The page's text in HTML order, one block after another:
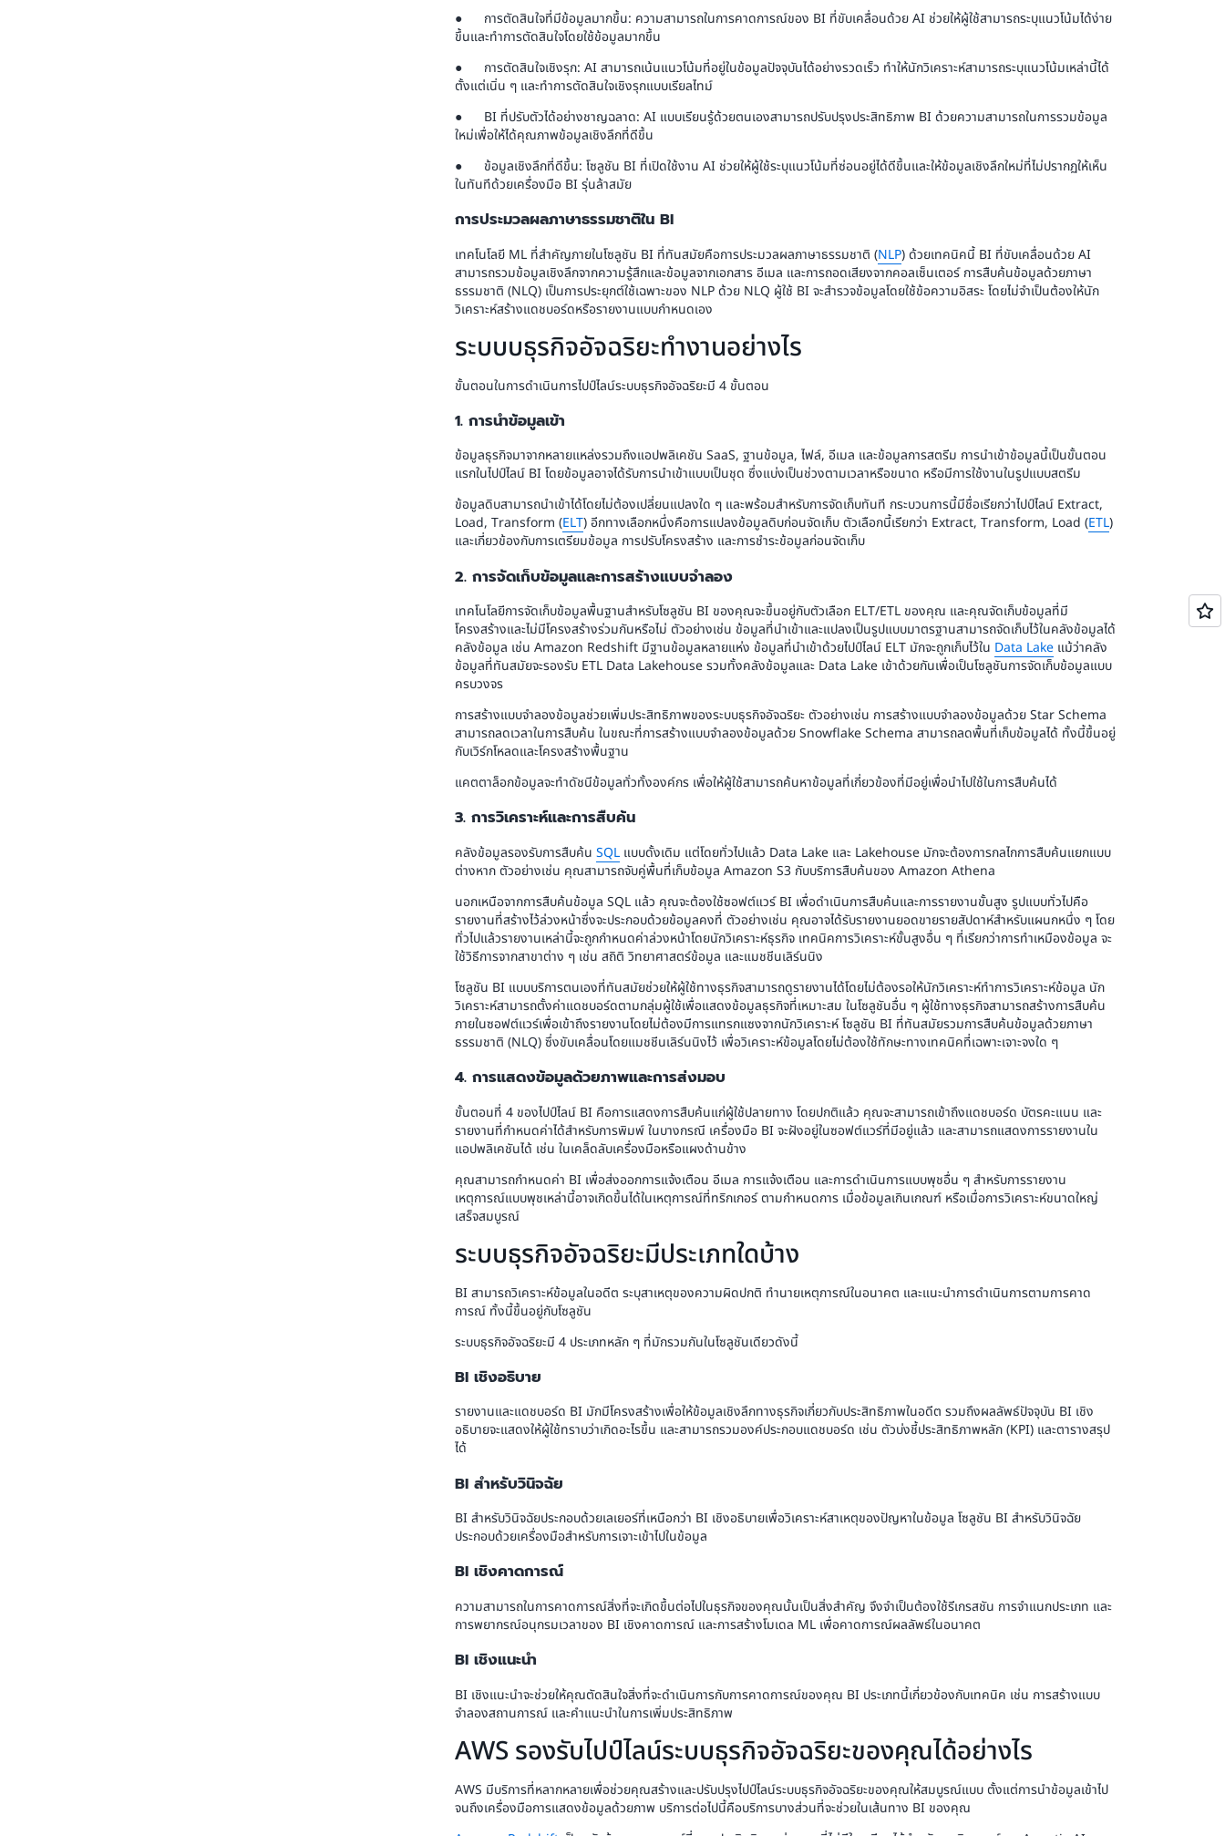
● การตัดสินใจที่มีข้อมูลมากขึ้น: ความสามารถในการคาดการณ์ของ BI ที่ขับเคลื่อนด้วย AI ช่วยให้ผู้ใช้สามารถระบุแนวโน้มได้ง่าย
ขึ้นและทำการตัดสินใจโดยใช้ข้อมูลมากขึ้น
● การตัดสินใจเชิงรุก: AI สามารถเน้นแนวโน้มที่อยู่ในข้อมูลปัจจุบันได้อย่างรวดเร็ว ทำให้นักวิเคราะห์สามารถระบุแนวโน้มเหล่านี้ได้
ตั้งแต่เนิ่น ๆ และทำการตัดสินใจเชิงรุกแบบเรียลไทม์
● BI ที่ปรับตัวได้อย่างชาญฉลาด: AI แบบเรียนรู้ด้วยตนเองสามารถปรับปรุงประสิทธิภาพ BI ด้วยความสามารถในการรวมข้อมูล
ใหม่เพื่อให้ได้คุณภาพข้อมูลเชิงลึกที่ดีขึ้น
● ข้อมูลเชิงลึกที่ดีขึ้น: โซลูชัน BI ที่เปิดใช้งาน AI ช่วยให้ผู้ใช้ระบุแนวโน้มที่ซ่อนอยู่ได้ดีขึ้นและให้ข้อมูลเชิงลึกใหม่ที่ไม่ปรากฏให้เห็น
ในทันทีด้วยเครื่องมือ BI รุ่นล้าสมัย
การประมวลผลภาษาธรรมชาติใน BI
เทคโนโลยี ML ที่สำคัญภายในโซลูชัน BI ที่ทันสมัยคือการประมวลผลภาษาธรรมชาติ (NLP) ด้วยเทคนิคนี้ BI ที่ขับเคลื่อนด้วย AI
สามารถรวมข้อมูลเชิงลึกจากความรู้สึกและข้อมูลจากเอกสาร อีเมล และการถอดเสียงจากคอลเซ็นเตอร์ การสืบค้นข้อมูลด้วยภาษา
ธรรมชาติ (NLQ) เป็นการประยุกต์ใช้เฉพาะของ NLP ด้วย NLQ ผู้ใช้ BI จะสำรวจข้อมูลโดยใช้ข้อความอิสระ โดยไม่จำเป็นต้องให้นัก
วิเคราะห์สร้างแดชบอร์ดหรือรายงานแบบกำหนดเอง
ระบบบธุรกิจอัจฉริยะทำงานอย่างไร
ขั้นตอนในการดำเนินการไปป์ไลน์ระบบธุรกิจอัจฉริยะมี 4 ขั้นตอน
1. การนำข้อมูลเข้า
ข้อมูลธุรกิจมาจากหลายแหล่งรวมถึงแอปพลิเคชัน SaaS, ฐานข้อมูล, ไฟล์, อีเมล และข้อมูลการสตรีม การนำเข้าข้อมูลนี้เป็นขั้นตอน
แรกในไปป์ไลน์ BI โดยข้อมูลอาจได้รับการนำเข้าแบบเป็นชุด ซึ่งแบ่งเป็นช่วงตามเวลาหรือขนาด หรือมีการใช้งานในรูปแบบสตรีม
ข้อมูลดิบสามารถนำเข้าได้โดยไม่ต้องเปลี่ยนแปลงใด ๆ และพร้อมสำหรับการจัดเก็บทันที กระบวนการนี้มีชื่อเรียกว่าไปป์ไลน์ Extract,
Load, Transform (ELT) อีกทางเลือกหนึ่งคือการแปลงข้อมูลดิบก่อนจัดเก็บ ตัวเลือกนี้เรียกว่า Extract, Transform, Load (ETL)
และเกี่ยวข้องกับการเตรียมข้อมูล การปรับโครงสร้าง และการชำระข้อมูลก่อนจัดเก็บ
2. การจัดเก็บข้อมูลและการสร้างแบบจำลอง
เทคโนโลยีการจัดเก็บข้อมูลพื้นฐานสำหรับโซลูชัน BI ของคุณจะขึ้นอยู่กับตัวเลือก ELT/ETL ของคุณ และคุณจัดเก็บข้อมูลที่มี
โครงสร้างและไม่มีโครงสร้างร่วมกันหรือไม่ ตัวอย่างเช่น ข้อมูลที่นำเข้าและแปลงเป็นรูปแบบมาตรฐานสามารถจัดเก็บไว้ในคลังข้อมูลได้
คลังข้อมูล เช่น Amazon Redshift มีฐานข้อมูลหลายแห่ง ข้อมูลที่นำเข้าด้วยไปป์ไลน์ ELT มักจะถูกเก็บไว้ใน Data Lakeแม้ว่าคลัง
ข้อมูลที่ทันสมัยจะรองรับ ETL Data Lakehouse รวมทั้งคลังข้อมูลและ Data Lake เข้าด้วยกันเพื่อเป็นโซลูชันการจัดเก็บข้อมูลแบบ
ครบวงจร
การสร้างแบบจำลองข้อมูลช่วยเพิ่มประสิทธิภาพของระบบธุรกิจอัจฉริยะ ตัวอย่างเช่น การสร้างแบบจำลองข้อมูลด้วย Star Schema
สามารถลดเวลาในการสืบค้น ในขณะที่การสร้างแบบจำลองข้อมูลด้วย Snowflake Schema สามารถลดพื้นที่เก็บข้อมูลได้ ทั้งนี้ขึ้นอยู่
กับเวิร์กโหลดและโครงสร้างพื้นฐาน
แคตตาล็อกข้อมูลจะทำดัชนีข้อมูลทั่วทั้งองค์กร เพื่อให้ผู้ใช้สามารถค้นหาข้อมูลที่เกี่ยวข้องที่มีอยู่เพื่อนำไปใช้ในการสืบค้นได้
3. การวิเคราะห์และการสืบค้น
คลังข้อมูลรองรับการสืบค้น SQLแบบดั้งเดิม แต่โดยทั่วไปแล้ว Data Lake และ Lakehouse มักจะต้องการกลไกการสืบค้นแยกแบบ
ต่างหาก ตัวอย่างเช่น คุณสามารถจับคู่พื้นที่เก็บข้อมูล Amazon S3 กับบริการสืบค้นของ Amazon Athena
นอกเหนือจากการสืบค้นข้อมูล SQL แล้ว คุณจะต้องใช้ซอฟต์แวร์ BI เพื่อดำเนินการสืบค้นและการรายงานขั้นสูง รูปแบบทั่วไปคือ
รายงานที่สร้างไว้ล่วงหน้าซึ่งจะประกอบด้วยข้อมูลคงที่ ตัวอย่างเช่น คุณอาจได้รับรายงานยอดขายรายสัปดาห์สำหรับแผนกหนึ่ง ๆ โดย
ทั่วไปแล้วรายงานเหล่านี้จะถูกกำหนดค่าล่วงหน้าโดยนักวิเคราะห์ธุรกิจ เทคนิคการวิเคราะห์ขั้นสูงอื่น ๆ ที่เรียกว่าการทำเหมืองข้อมูล จะ
ใช้วิธีการจากสาขาต่าง ๆ เช่น สถิติ วิทยาศาสตร์ข้อมูล และแมชชีนเลิร์นนิง
โซลูชัน BI แบบบริการตนเองที่ทันสมัยช่วยให้ผู้ใช้ทางธุรกิจสามารถดูรายงานได้โดยไม่ต้องรอให้นักวิเคราะห์ทำการวิเคราะห์ข้อมูล นัก
วิเคราะห์สามารถตั้งค่าแดชบอร์ดตามกลุ่มผู้ใช้เพื่อแสดงข้อมูลธุรกิจที่เหมาะสม ในโซลูชันอื่น ๆ ผู้ใช้ทางธุรกิจสามารถสร้างการสืบค้น
ภายในซอฟต์แวร์เพื่อเข้าถึงรายงานโดยไม่ต้องมีการแทรกแซงจากนักวิเคราะห์ โซลูชัน BI ที่ทันสมัยรวมการสืบค้นข้อมูลด้วยภาษา
ธรรมชาติ (NLQ) ซึ่งขับเคลื่อนโดยแมชชีนเลิร์นนิงไว้ เพื่อวิเคราะห์ข้อมูลโดยไม่ต้องใช้ทักษะทางเทคนิคที่เฉพาะเจาะจงใด ๆ
4. การแสดงข้อมูลด้วยภาพและการส่งมอบ
ขั้นตอนที่ 4 ของไปป์ไลน์ BI คือการแสดงการสืบค้นแก่ผู้ใช้ปลายทาง โดยปกติแล้ว คุณจะสามารถเข้าถึงแดชบอร์ด บัตรคะแนน และ
รายงานที่กำหนดค่าได้สำหรับการพิมพ์ ในบางกรณี เครื่องมือ BI จะฝังอยู่ในซอฟต์แวร์ที่มีอยู่แล้ว และสามารถแสดงการรายงานใน
แอปพลิเคชันได้ เช่น ในเคล็ดลับเครื่องมือหรือแผงด้านข้าง
คุณสามารถกำหนดค่า BI เพื่อส่งออกการแจ้งเตือน อีเมล การแจ้งเตือน และการดำเนินการแบบพุชอื่น ๆ สำหรับการรายงาน
เหตุการณ์แบบพุชเหล่านี้อาจเกิดขึ้นได้ในเหตุการณ์ที่ทริกเกอร์ ตามกำหนดการ เมื่อข้อมูลเกินเกณฑ์ หรือเมื่อการวิเคราะห์ขนาดใหญ่
เสร็จสมบูรณ์
ระบบธุรกิจอัจฉริยะมีประเภทใดบ้าง
BI สามารถวิเคราะห์ข้อมูลในอดีต ระบุสาเหตุของความผิดปกติ ทำนายเหตุการณ์ในอนาคต และแนะนำการดำเนินการตามการคาด
การณ์ ทั้งนี้ขึ้นอยู่กับโซลูชัน
ระบบธุรกิจอัจฉริยะมี 4 ประเภทหลัก ๆ ที่มักรวมกันในโซลูชันเดียวดังนี้
BI เชิงอธิบาย
รายงานและแดชบอร์ด BI มักมีโครงสร้างเพื่อให้ข้อมูลเชิงลึกทางธุรกิจเกี่ยวกับประสิทธิภาพในอดีต รวมถึงผลลัพธ์ปัจจุบัน BI เชิง
อธิบายจะแสดงให้ผู้ใช้ทราบว่าเกิดอะไรขึ้น และสามารถรวมองค์ประกอบแดชบอร์ด เช่น ตัวบ่งชี้ประสิทธิภาพหลัก (KPI) และตารางสรุป
ได้
BI สำหรับวินิจฉัย
BI สำหรับวินิจฉัยประกอบด้วยเลเยอร์ที่เหนือกว่า BI เชิงอธิบายเพื่อวิเคราะห์สาเหตุของปัญหาในข้อมูล โซลูชัน BI สำหรับวินิจฉัย
ประกอบด้วยเครื่องมือสำหรับการเจาะเข้าไปในข้อมูล
BI เชิงคาดการณ์
ความสามารถในการคาดการณ์สิ่งที่จะเกิดขึ้นต่อไปในธุรกิจของคุณนั้นเป็นสิ่งสำคัญ จึงจำเป็นต้องใช้รีเกรสชัน การจำแนกประเภท และ
การพยากรณ์อนุกรมเวลาของ BI เชิงคาดการณ์ และการสร้างโมเดล ML เพื่อคาดการณ์ผลลัพธ์ในอนาคต
BI เชิงแนะนำ
BI เชิงแนะนำจะช่วยให้คุณตัดสินใจสิ่งที่จะดำเนินการกับการคาดการณ์ของคุณ BI ประเภทนี้เกี่ยวข้องกับเทคนิค เช่น การสร้างแบบ
จำลองสถานการณ์ และคำแนะนำในการเพิ่มประสิทธิภาพ
AWS รองรับไปป์ไลน์ระบบธุรกิจอัจฉริยะของคุณได้อย่างไร
AWS มีบริการที่หลากหลายเพื่อช่วยคุณสร้างและปรับปรุงไปป์ไลน์ระบบธุรกิจอัจฉริยะของคุณให้สมบูรณ์แบบ ตั้งแต่การนำข้อมูลเข้าไป
จนถึงเครื่องมือการแสดงข้อมูลด้วยภาพ บริการต่อไปนี้คือบริการบางส่วนที่จะช่วยในเส้นทาง BI ของคุณ